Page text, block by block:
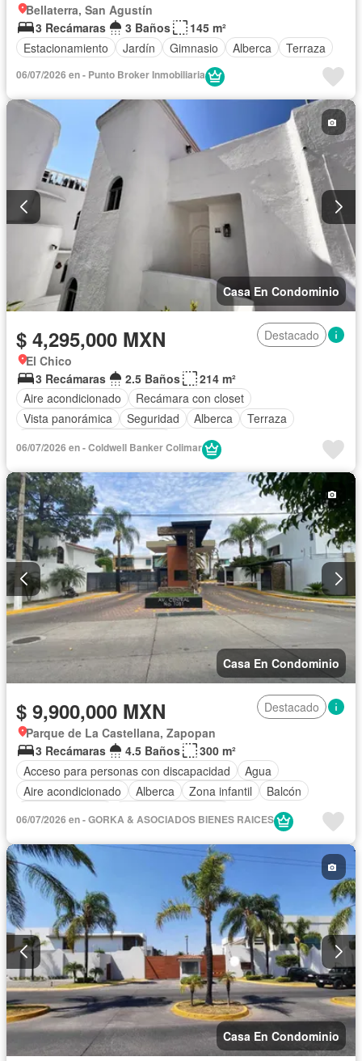
Bellaterra, San Agustín
3 Recámaras
3 Baños
145 m²
Estacionamiento
Jardín Gimnasio Alberca Terraza
06/07/2026 en - Punto Broker Inmobiliaria
Casa En Condominio
$ 4,295,000 MXN
Destacado
El Chico
3 Recámaras
2.5 Baños
214 m²
Aire acondicionado
Recámara con closet
Vista panorámica
Seguridad Alberca
Terraza
06/07/2026 en - Coldwell Banker Colimar
Casa En Condominio
$ 9,900,000 MXN
Destacado
Parque de La Castellana, Zapopan
3 Recámaras
4.5 Baños
300 m²
Acceso para personas con discapacidad
Agua
Aire acondicionado
Alberca Zona infantil
Balcón
Cocina equipada
Cocina integral
Cuarto de Limpieza
Cuarto de servicio
Electricidad
Internet
Recámara con closet
Sala polivalente
Seguridad
Terraza
Wifi
06/07/2026 en - GORKA & ASOCIADOS BIENES RAICES
Casa En Condominio